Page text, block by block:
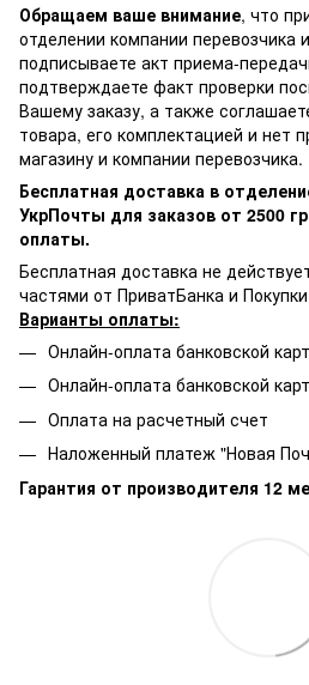
Обращаем ваше внимание, что
отделении компании перевозчика
подписываете акт приема-
подтверждаете факт проверки
Вашему заказу, а также
товара, его комплектацией и нет
магазину и компании перевозчика.
Бесплатная доставка в
УкрПочты для заказов от 2500
оплаты.
Бесплатная доставка не
частями от ПриватБанка и
Варианты оплаты:
Онлайн-оплата банковской
Онлайн-оплата банковской
Оплата на расчетный счет
Наложенный платеж "Новая
Гарантия от производителя 12